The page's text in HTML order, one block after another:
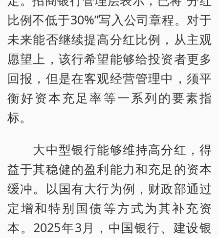
比例不低于30%”写入公司章程。对于
未来能否继续提高分红比例，从主观
愿望上，该行希望能够给投资者更多
回报，但是在客观经营管理中，须平
衡好资本充足率等一系列的要素指
标。
大中型银行能够维持高分红，得
益于其稳健的盈利能力和充足的资本
缓冲。以国有大行为例，财政部通过
定增和特别国债等方式为其补充资
本。2025年3月，中国银行、建设银